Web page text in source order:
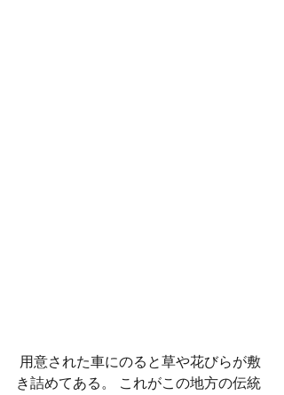
き詰めてある。 これがこの地方の伝統